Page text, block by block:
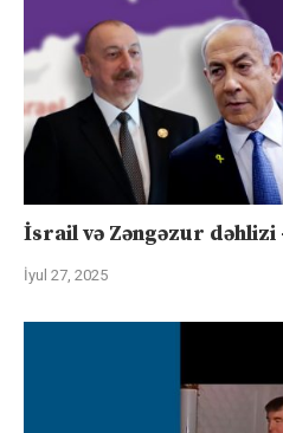
İsrail və Zəngəzur dəhlizi
İyul 27, 2025